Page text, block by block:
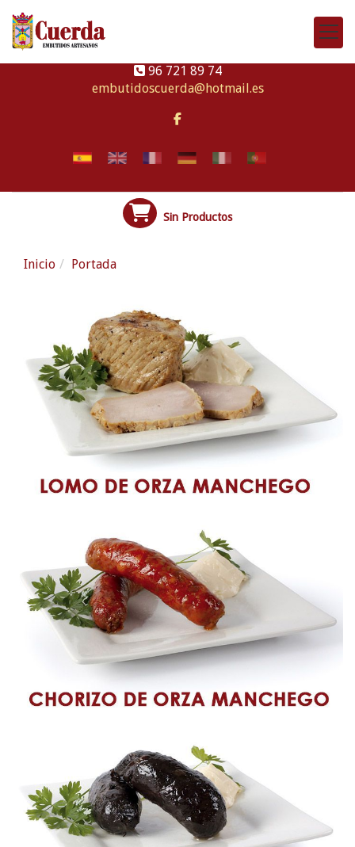
96 721 89 74
embutidoscuerda
hotmail.es
Sin Productos
Embutidos
Inicio Portada